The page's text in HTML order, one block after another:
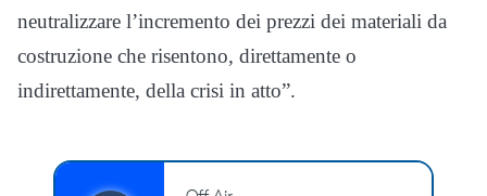
neutralizzare l’incremento dei prezzi dei materiali da
costruzione che risentono, direttamente o
indirettamente, della crisi in atto”.